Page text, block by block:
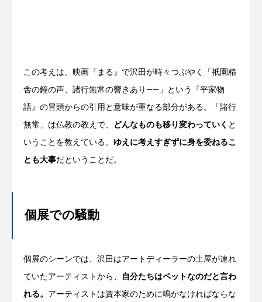
この考えは、映画『まる』で沢田が時々つぶやく「祇園精
舎の鐘の声、諸行無常の響きあり——」という『平家物
語』の冒頭からの引用と意味が重なる部分がある。「諸行
無常」は仏教の教えで、 どんなものも移り変わっていく と
いうことを教えている。 ゆえに考えすぎずに身を委ねるこ
とも大事だということだ。
個展での騒動
個展のシーンでは、沢田はアートディーラーの土屋が連れ
ていたアーティストから、 自分たちはペットなのだと言わ
れる。 アーティストは資本家のために鳴かなければならな